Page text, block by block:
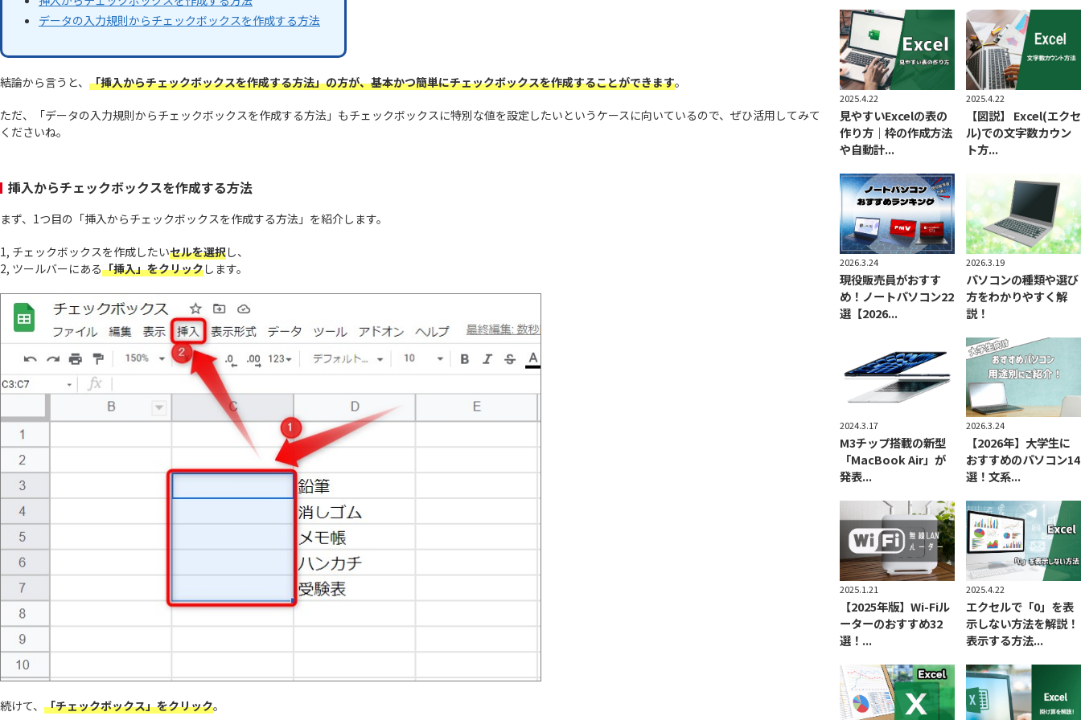
データの入力規則からチェックボックスを作成する方法
結論から言うと、 「挿入からチェックボックスを作成する方法」の方が、基本かつ簡単にチェックボックスを作成することができます。
ただ、「データの入力規則からチェックボックスを作成する方法」もチェックボックスに特別な値を設定したいというケースに向いているので、ぜひ活用してみて
くださいね。
挿入からチェックボックスを作成する方法
まず、1つ目の「挿入からチェックボックスを作成する方法」を紹介します。
1, チェックボックスを作成したいセルを選択し、
2, ツールバーにある「挿入」をクリックします。
続けて、 「チェックボックス」をクリック。
2025.4.22
見やすいExcelの表の
作り方｜枠の作成方法
や自動計...
2025.4.22
【図説】 Excel(エクセ
ル)での文字数カウン
ト方...
2026.3.24
現役販売員がおすす
め！ノートパソコン22
選【2026...
2026.3.19
パソコンの種類や選び
方をわかりやすく解
説！
2024.3.17
M3チップ搭載の新型
「MacBook Air」が
発表...
2026.3.24
【2026年】大学生に
おすすめのパソコン14
選！文系...
2025.1.21
【2025年版】Wi-Fiル
ーターのおすすめ32
選！...
2025.4.22
エクセルで「0」を表
示しない方法を解説！
表示する方法...